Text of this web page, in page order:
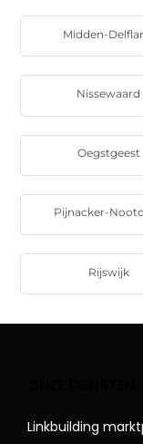
Midden-
Nissewaard
Oegstgeest
Pijnacker-
Rijswijk
Linkbuilding